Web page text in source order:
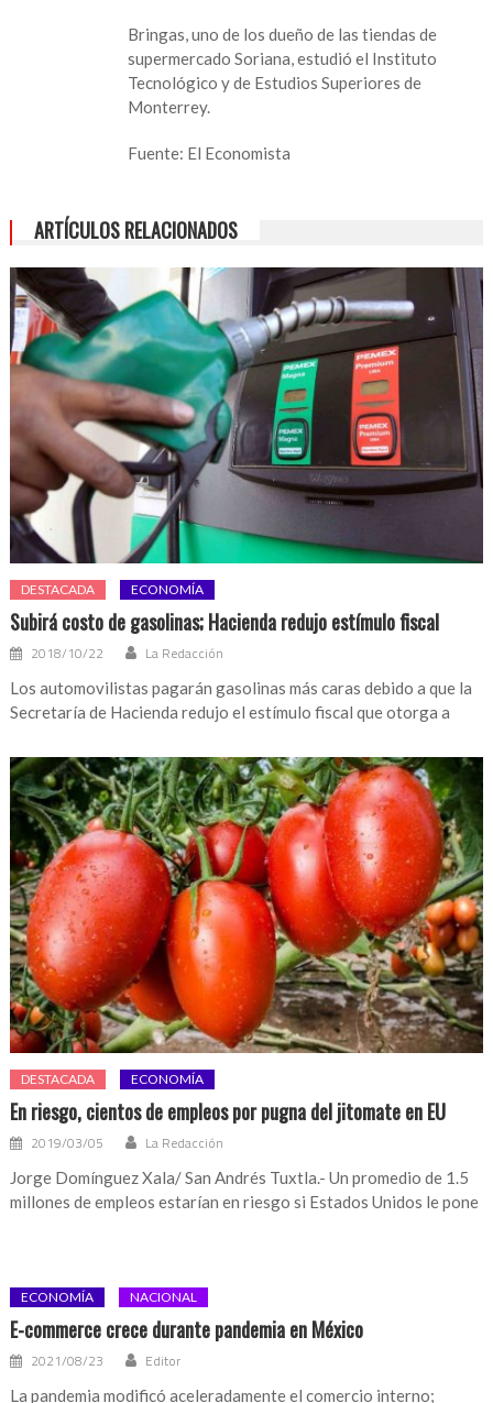
Bringas, uno de los dueño de las tiendas de
supermercado Soriana, estudió el Instituto
Tecnológico y de Estudios Superiores de
Monterrey.
Fuente: El Economista
ARTÍCULOS RELACIONADOS
DESTACADA ECONOMÍA
Subirá costo de gasolinas; Hacienda redujo estímulo fiscal
2018/10/22 La Redacción
Los automovilistas pagarán gasolinas más caras debido a que la
Secretaría de Hacienda redujo el estímulo fiscal que otorga a
DESTACADA ECONOMÍA
En riesgo, cientos de empleos por pugna del jitomate en EU
2019/03/05 La Redacción
Jorge Domínguez Xala/ San Andrés Tuxtla.- Un promedio de 1.5
millones de empleos estarían en riesgo si Estados Unidos le pone
ECONOMÍA NACIONAL
E-commerce crece durante pandemia en México
2021/08/23 Editor
La pandemia modificó aceleradamente el comercio interno;